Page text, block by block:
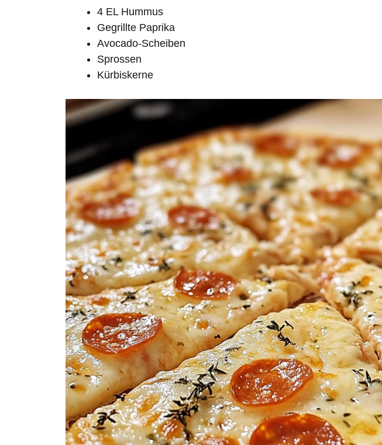
4 EL Hummus
Gegrillte Paprika
Avocado-Scheiben
Sprossen
Kürbiskerne